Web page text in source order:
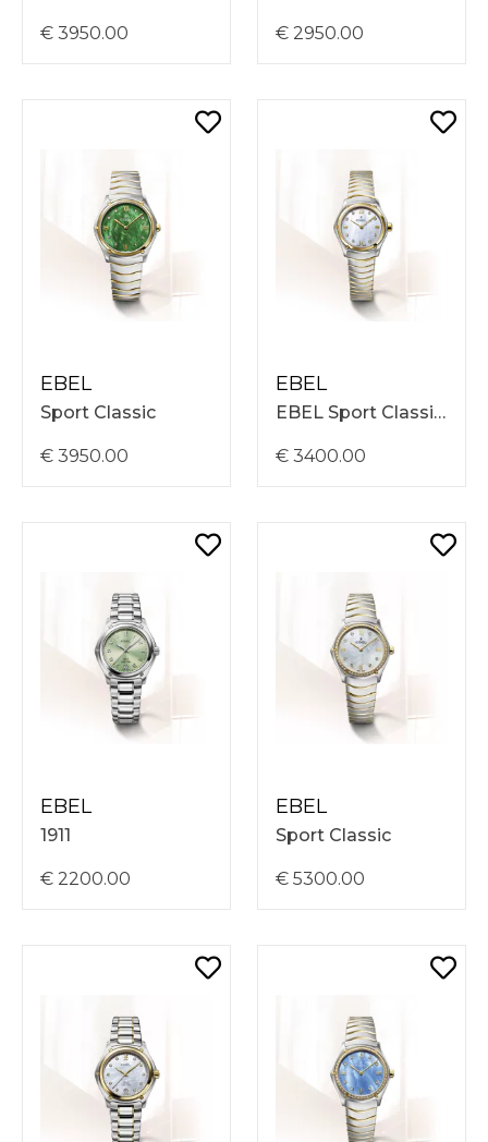
€ 3950.00 € 2950.00
EBEL
Sport Classic
€ 3950.00
EBEL
EBEL Sport Classic 1216442A Dameshorloge – Quartz 24 mm
€ 3400.00
EBEL
1911
€ 2200.00
EBEL
Sport Classic
€ 5300.00